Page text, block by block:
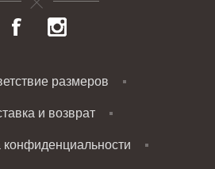
размеров
и возврат
конфиденциальности